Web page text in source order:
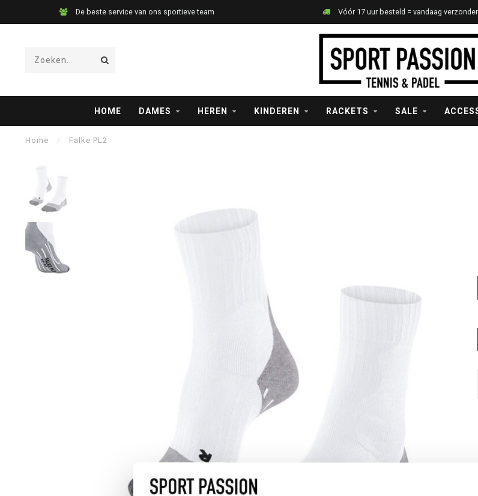
De beste service van ons sportieve team Vóór 17 uur besteld = vandaag
HOME DAMES HEREN KINDEREN RACKETS SALE
Home / Falke PL2